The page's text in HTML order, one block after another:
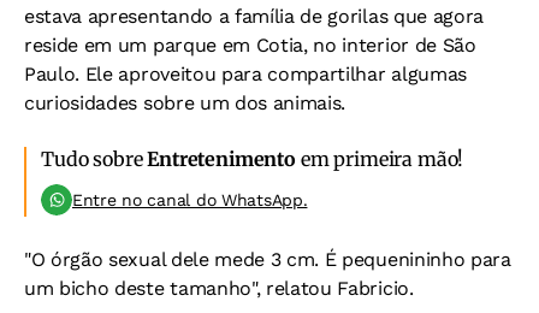
estava apresentando a família de gorilas que agora
reside em um parque em Cotia, no interior de São
Paulo. Ele aproveitou para compartilhar algumas
curiosidades sobre um dos animais.
Tudo sobreEntretenimento em primeira mão!
Entre no canal do WhatsApp.
"O órgão sexual dele mede 3 cm. É pequenininho para
um bicho deste tamanho", relatou Fabricio.